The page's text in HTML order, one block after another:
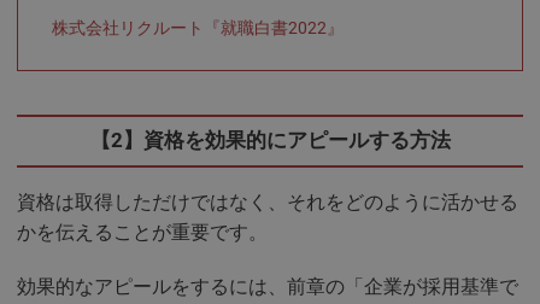
株式会社リクルート『就職白書2022』
【2】資格を効果的にアピールする方法
資格は取得しただけではなく、それをどのように活かせる
かを伝えることが重要です。
効果的なアピールをするには、前章の「企業が採用基準で